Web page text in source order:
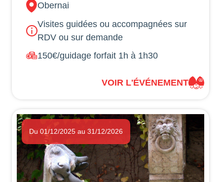
Obernai
Visites guidées ou accompagnées sur
RDV ou sur demande
150€/guidage forfait 1h à 1h30
VOIR L'ÉVÉNEMENT
Du 01/12/2025 au 31/12/2026